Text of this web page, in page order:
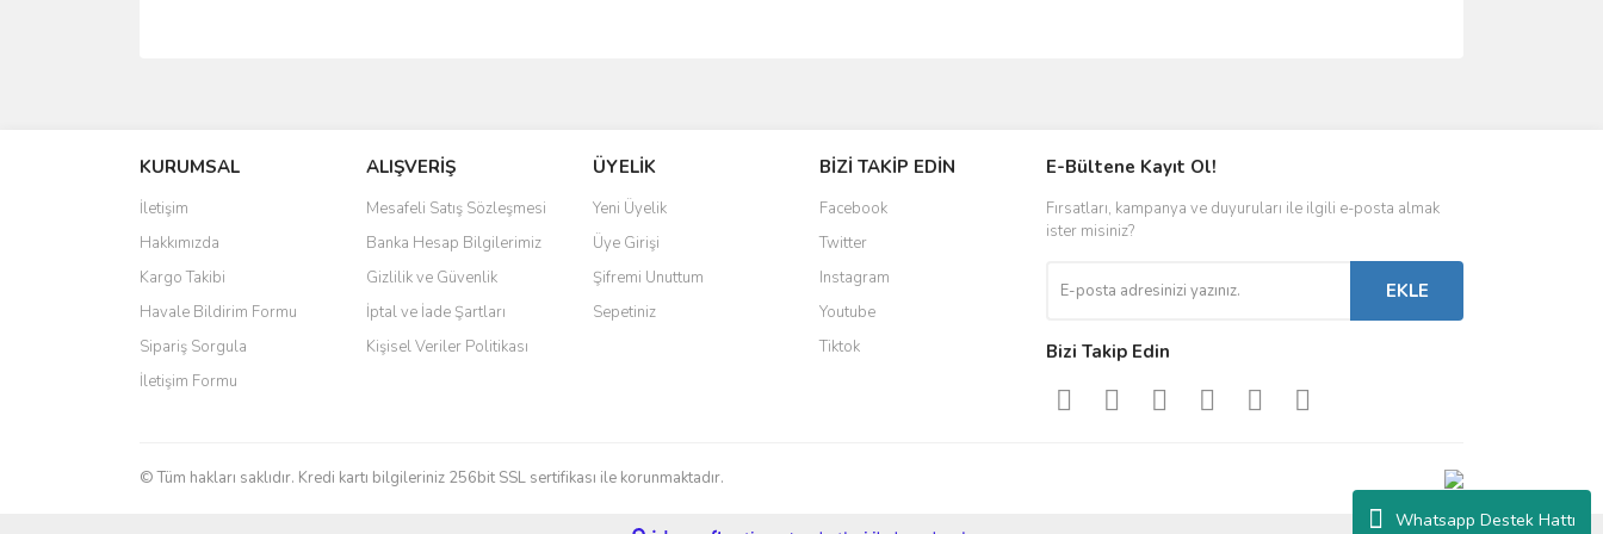
Whatsapp Destek Hattı
Ürün resmi kalitesiz, bozuk veya görüntülenemiyor.
Ürün açıklamasında eksik bilgiler bulunuyor.
Ürün bilgilerinde hatalar bulunuyor.
Ürün fiyatı diğer sitelerden daha pahalı.
Bu ürüne benzer farklı alternatifler olmalı.
KURUMSAL
İletişim
Hakkımızda
Kargo Takibi
Havale Bildirim Formu
Sipariş Sorgula
İletişim Formu
ALIŞVERİŞ
Mesafeli Satış Sözleşmesi
Banka Hesap Bilgilerimiz
Gizlilik ve Güvenlik
İptal ve İade Şartları
Kişisel Veriler Politikası
ÜYELİK
Yeni Üyelik
Üye Girişi
Şifremi Unuttum
Sepetiniz
BİZİ TAKİP EDİN
Facebook
Twitter
Instagram
Youtube
Tiktok
E-Bültene Kayıt Ol!
Fırsatları, kampanya ve duyuruları ile ilgili e-posta almak
ister misiniz?
EKLE
Bizi Takip Edin
© Tüm hakları saklıdır. Kredi kartı bilgileriniz 256bit SSL sertifikası ile korunmaktadır.